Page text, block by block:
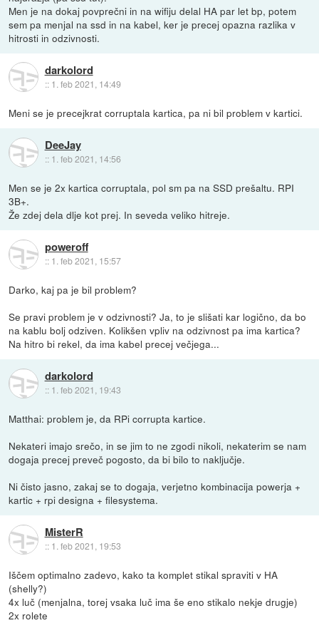
Men je na dokaj povprečni in na wifiju delal HA par let bp, potem
sem pa menjal na ssd in na kabel, ker je precej opazna razlika v
hitrosti in odzivnosti.
darkolord
:: 1. feb 2021, 14:49
Meni se je precejkrat corruptala kartica, pa ni bil problem v kartici.
DeeJay
:: 1. feb 2021, 14:56
Men se je 2x kartica corruptala, pol sm pa na SSD prešaltu. RPI
3B+.
Že zdej dela dlje kot prej. In seveda veliko hitreje.
poweroff
:: 1. feb 2021, 15:57
Darko, kaj pa je bil problem?
Se pravi problem je v odzivnosti? Ja, to je slišati kar logično, da bo
na kablu bolj odziven. Kolikšen vpliv na odzivnost pa ima kartica?
Na hitro bi rekel, da ima kabel precej večjega...
darkolord
:: 1. feb 2021, 19:43
Matthai: problem je, da RPi corrupta kartice.
Nekateri imajo srečo, in se jim to ne zgodi nikoli, nekaterim se nam
dogaja precej preveč pogosto, da bi bilo to naključje.
Ni čisto jasno, zakaj se to dogaja, verjetno kombinacija powerja +
kartic + rpi designa + filesystema.
MisterR
:: 1. feb 2021, 19:53
Iščem optimalno zadevo, kako ta komplet stikal spraviti v HA
(shelly?)
4x luč (menjalna, torej vsaka luč ima še eno stikalo nekje drugje)
2x rolete